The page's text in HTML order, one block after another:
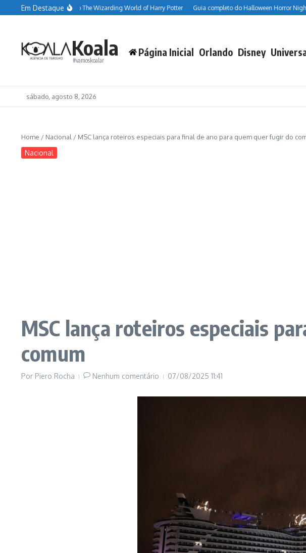
Ir para o conteúdo
Em Destaque
sobre as comidas do The Wizarding World of Harry Potter Guia completo do Halloween Horror Nights
Koala
#vamoskoalar
Página Inicial Orlando Disney
sábado, agosto 8, 2026
Home / Nacional / MSC lança roteiros especiais para final de ano para quem quer fugir do
Nacional
MSC lança roteiros especiais
comum
Por Piero Rocha Nenhum comentário 07/08/2025 11:41